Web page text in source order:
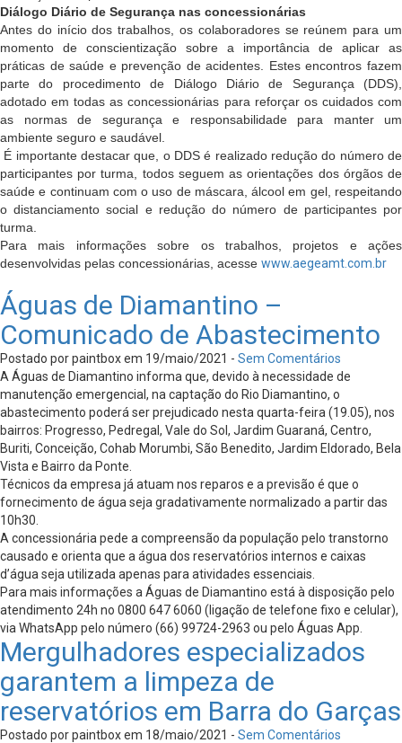
Diálogo Diário de Segurança nas concessionárias
Antes do início dos trabalhos, os colaboradores se reúnem para um
momento de conscientização sobre a importância de aplicar as
práticas de saúde e prevenção de acidentes. Estes encontros fazem
parte do procedimento de Diálogo Diário de Segurança (DDS),
adotado em todas as concessionárias para reforçar os cuidados com
as normas de segurança e responsabilidade para manter um
ambiente seguro e saudável.
É importante destacar que, o DDS é realizado redução do número de
participantes por turma, todos seguem as orientações dos órgãos de
saúde e continuam com o uso de máscara, álcool em gel, respeitando
o distanciamento social e redução do número de participantes por
turma.
Para mais informações sobre os trabalhos, projetos e ações
desenvolvidas pelas concessionárias, acesse www.aegeamt.com.br
Águas de Diamantino –
Comunicado de Abastecimento
Postado por paintbox em 19/maio/2021 - Sem Comentários
A Águas de Diamantino informa que, devido à necessidade de
manutenção emergencial, na captação do Rio Diamantino, o
abastecimento poderá ser prejudicado nesta quarta-feira (19.05), nos
bairros: Progresso, Pedregal, Vale do Sol, Jardim Guaraná, Centro,
Buriti, Conceição, Cohab Morumbi, São Benedito, Jardim Eldorado, Bela
Vista e Bairro da Ponte.
Técnicos da empresa já atuam nos reparos e a previsão é que o
fornecimento de água seja gradativamente normalizado a partir das
10h30.
A concessionária pede a compreensão da população pelo transtorno
causado e orienta que a água dos reservatórios internos e caixas
d’água seja utilizada apenas para atividades essenciais.
Para mais informações a Águas de Diamantino está à disposição pelo
atendimento 24h no 0800 647 6060 (ligação de telefone fixo e celular),
via WhatsApp pelo número (66) 99724-2963 ou pelo Águas App.
Mergulhadores especializados
garantem a limpeza de
reservatórios em Barra do Garças
Postado por paintbox em 18/maio/2021 - Sem Comentários